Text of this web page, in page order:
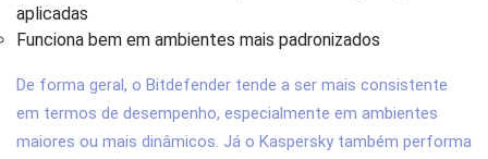
aplicadas
Funciona bem em ambientes mais padronizados
De forma geral, o Bitdefender tende a ser mais consistente
em termos de desempenho, especialmente em ambientes
maiores ou mais dinâmicos. Já o Kaspersky também performa